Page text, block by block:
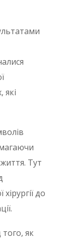
які
Тут
до
як